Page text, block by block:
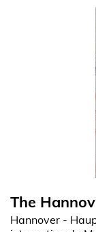
The
Hannover -